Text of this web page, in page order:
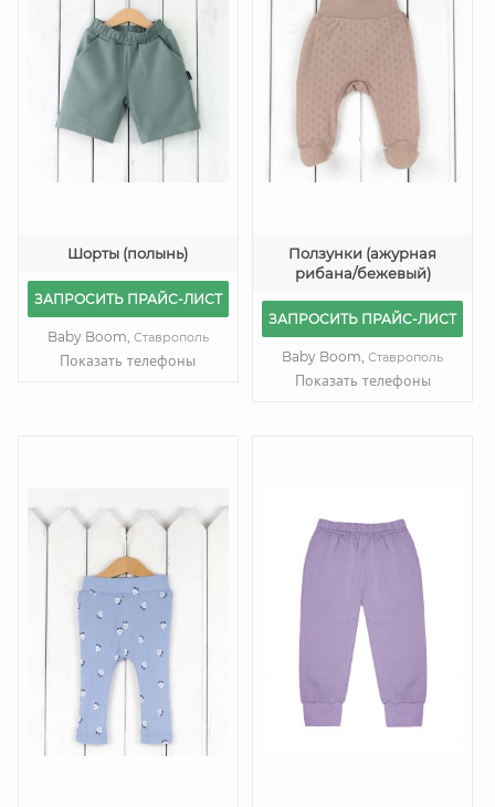
Шорты (полынь)
ЗАПРОСИТЬ ПРАЙС-ЛИСТ
Baby Boom, Ставрополь
Показать телефоны
Ползунки (ажурная
рибана/бежевый)
ЗАПРОСИТЬ ПРАЙС-ЛИСТ
Baby Boom,Ставрополь
Показать телефоны